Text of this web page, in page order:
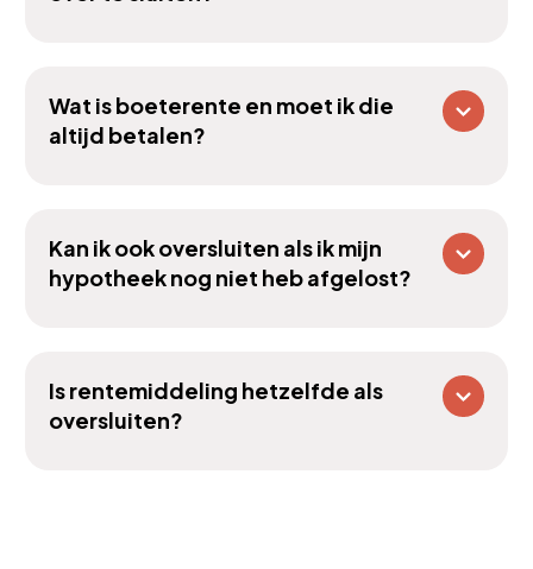
Wat is boeterente en moet ik die
altijd betalen?
Kan ik ook oversluiten als ik mijn
hypotheek nog niet heb afgelost?
Is rentemiddeling hetzelfde als
oversluiten?